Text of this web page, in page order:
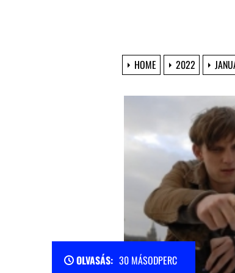
HOME 2022
OLVASÁS: 30 MÁSODPERC